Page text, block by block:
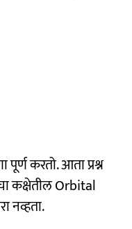
पूर्ण करतो. आता प्रश्न
कक्षेतील Orbital
नव्हता.